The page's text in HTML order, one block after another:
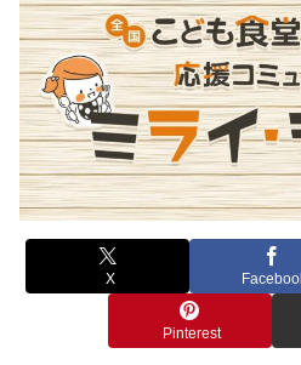
X
Pinterest